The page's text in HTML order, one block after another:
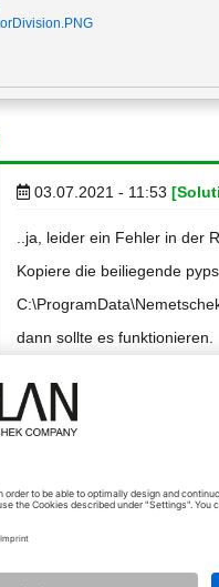
03.07.2021 - 11:53
..ja, leider ein Fehler in der
Kopiere die beiliegende
dann sollte es funktionieren.
Attachments (2)
division.png
NodeOperatorDivision.pypsub
Downloaded 2815 times